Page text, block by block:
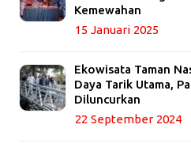
Kemewahan
15 Januari 2025
Ekowisata Taman
Daya Tarik Utama,
Diluncurkan
22 September 2024